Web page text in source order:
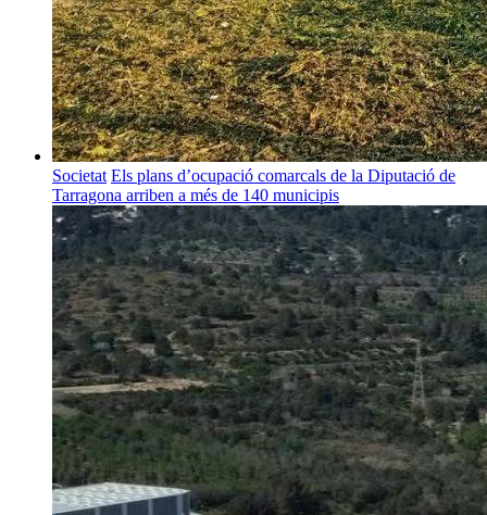
Societat Els plans d’ocupació comarcals de la Diputació de
Tarragona arriben a més de 140 municipis